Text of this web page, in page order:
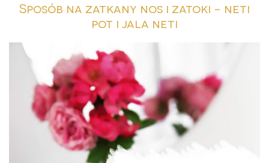
Sposób na zatkany nos i zatoki - neti
pot i jala neti